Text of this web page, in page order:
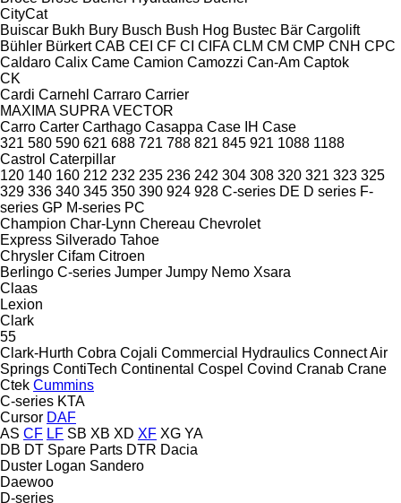
CityCat
Buiscar Bukh Bury Busch Bush Hog Bustec Bär Cargolift
Bühler Bürkert CAB CEI CF CI CIFA CLM CM CMP CNH CPC
Caldaro Calix Came Camion Camozzi Can-Am Captok
CK
Cardi Carnehl Carraro Carrier
MAXIMA SUPRA VECTOR
Carro Carter Carthago Casappa Case IH Case
321 580 590 621 688 721 788 821 845 921 1088 1188
Castrol Caterpillar
120 140 160 212 232 235 236 242 304 308 320 321 323 325
329 336 340 345 350 390 924 928 C-series DE D series F-
series GP M-series PC
Champion Char-Lynn Chereau Chevrolet
Express Silverado Tahoe
Chrysler Cifam Citroen
Berlingo C-series Jumper Jumpy Nemo Xsara
Claas
Lexion
Clark
55
Clark-Hurth Cobra Cojali Commercial Hydraulics Connect Air
Springs ContiTech Continental Cospel Covind Cranab Crane
Ctek Cummins
C-series KTA
Cursor DAF
AS CF LF SB XB XD XF XG YA
DB DT Spare Parts DTR Dacia
Duster Logan Sandero
Daewoo
D-series